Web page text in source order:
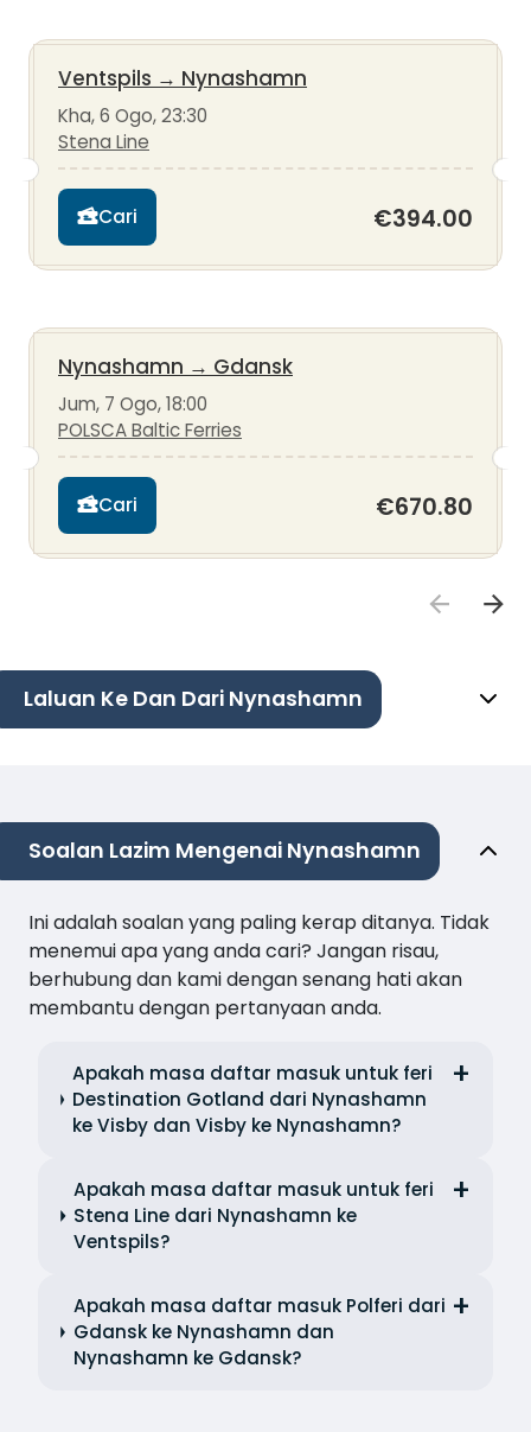
Ventspils → Nynashamn
Kha, 6 Ogo, 23:30
Stena Line
Cari €394.00
Nynashamn → Gdansk
Jum, 7 Ogo, 18:00
POLSCA Baltic Ferries
Cari €670.80
Laluan Ke Dan Dari Nynashamn
Soalan Lazim Mengenai Nynashamn
Ini adalah soalan yang paling kerap ditanya. Tidak
menemui apa yang anda cari? Jangan risau,
berhubung dan kami dengan senang hati akan
membantu dengan pertanyaan anda.
Apakah masa daftar masuk untuk feri
Destination Gotland dari Nynashamn
ke Visby dan Visby ke Nynashamn?
Apakah masa daftar masuk untuk feri
Stena Line dari Nynashamn ke
Ventspils?
Apakah masa daftar masuk Polferi dari
Gdansk ke Nynashamn dan
Nynashamn ke Gdansk?